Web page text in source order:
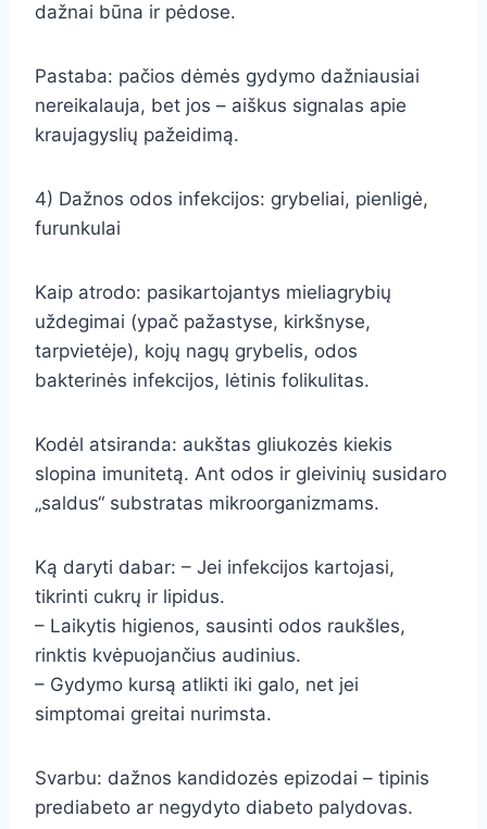
dažnai būna ir pėdose.
Pastaba: pačios dėmės gydymo dažniausiai
nereikalauja, bet jos – aiškus signalas apie
kraujagyslių pažeidimą.
4) Dažnos odos infekcijos: grybeliai, pienligė,
furunkulai
Kaip atrodo: pasikartojantys mieliagrybių
uždegimai (ypač pažastyse, kirkšnyse,
tarpvietėje), kojų nagų grybelis, odos
bakterinės infekcijos, lėtinis folikulitas.
Kodėl atsiranda: aukštas gliukozės kiekis
slopina imunitetą. Ant odos ir gleivinių susidaro
„saldus“ substratas mikroorganizmams.
Ką daryti dabar: – Jei infekcijos kartojasi,
tikrinti cukrų ir lipidus.
– Laikytis higienos, sausinti odos raukšles,
rinktis kvėpuojančius audinius.
– Gydymo kursą atlikti iki galo, net jei
simptomai greitai nurimsta.
Svarbu: dažnos kandidozės epizodai – tipinis
prediabeto ar negydyto diabeto palydovas.